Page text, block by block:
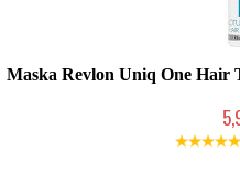
Maska Revlon Uniq One Hair